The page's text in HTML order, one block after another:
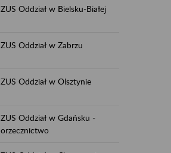
ZUS Oddział w Bielsku-Białej
ZUS Oddział w Zabrzu
ZUS Oddział w Olsztynie
ZUS Oddział w Gdańsku -
orzecznictwo